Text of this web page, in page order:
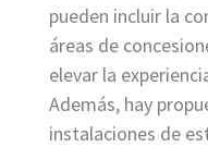
pueden incluir la
áreas de
elevar la
Además, hay
instalaciones de